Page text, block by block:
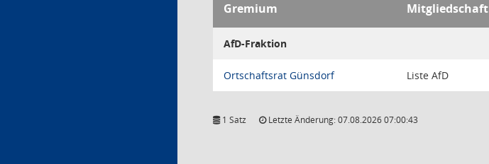
Gremium Mitgliedschaft
AfD-Fraktion
Ortschaftsrat Günsdorf Liste AfD
1 Satz Letzte Änderung: 07.08.2026 07:00:43